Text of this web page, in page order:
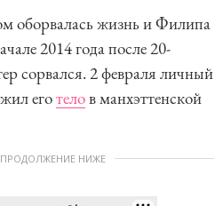
оборвалась жизнь и Филипа
2014 года после 20-
сорвался. 2 февраля личный
еготелов манхэттенской
ПРОДОЛЖЕНИЕ НИЖЕ